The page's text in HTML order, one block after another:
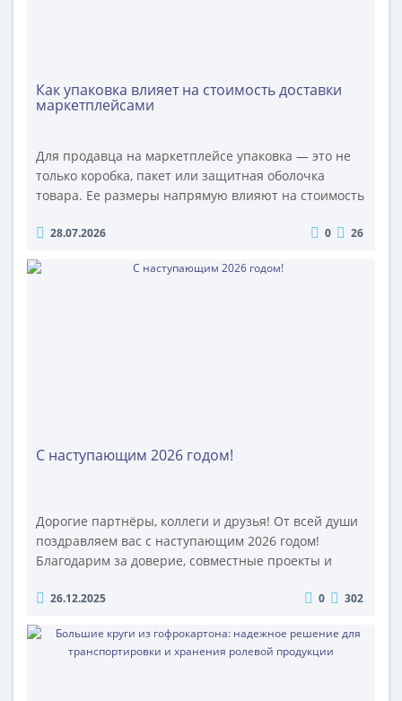
Как упаковка влияет на стоимость доставки
маркетплейсами
Для продавца на маркетплейсе упаковка — это не
только коробка, пакет или защитная оболочка
товара. Ее размеры напрямую влияют на стоимость
разница всего в несколько сантиметров переводит
увеличивает расходы на каждую проданную
28.07.2026 0 26
С наступающим 2026 годом!
Дорогие партнёры, коллеги и друзья! От всей души
поздравляем вас с наступающим 2026 годом!
Благодарим за доверие, совместные проекты и
производство, внедрять инновации и создавать
упаковку. Желаем стабильности в бизнесе, роста
заказов и безотказной логистики. Пусть каждый
26.12.2025 0 302